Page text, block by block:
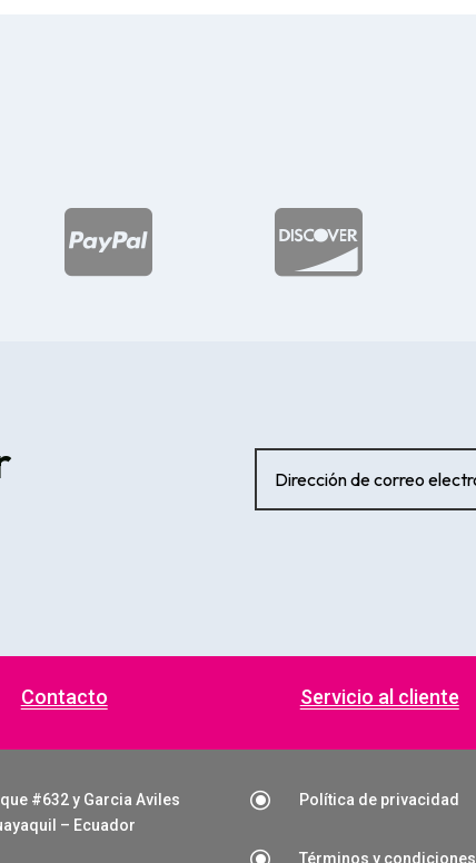
 
Contacto Servicio al cliente
#632 y Garcia Aviles
– Ecuador
\ Política de privacidad
Términos y condiciones